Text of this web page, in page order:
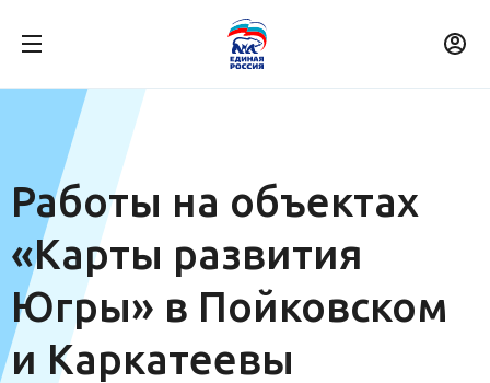
Работы на объектах
«Карты развития
Югры» в Пойковском
и Каркатеевы